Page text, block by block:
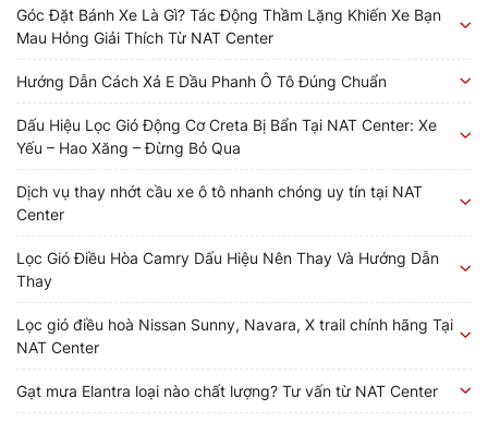
Góc Đặt Bánh Xe Là Gì? Tác Động Thầm Lặng Khiến Xe Bạn
Mau Hỏng Giải Thích Từ NAT Center
Hướng Dẫn Cách Xả E Dầu Phanh Ô Tô Đúng Chuẩn
Dấu Hiệu Lọc Gió Động Cơ Creta Bị Bẩn Tại NAT Center: Xe
Yếu – Hao Xăng – Đừng Bỏ Qua
Dịch vụ thay nhớt cầu xe ô tô nhanh chóng uy tín tại NAT
Center
Lọc Gió Điều Hòa Camry Dấu Hiệu Nên Thay Và Hướng Dẫn
Thay
Lọc gió điều hoà Nissan Sunny, Navara, X trail chính hãng Tại
NAT Center
Gạt mưa Elantra loại nào chất lượng? Tư vấn từ NAT Center